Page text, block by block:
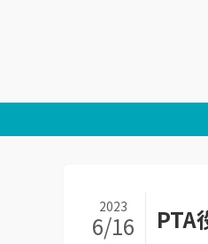
PTA
2023
6/16